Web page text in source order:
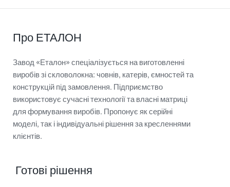
Про ЕТАЛОН
Завод «Еталон» спеціалізується на виготовленні
виробів зі скловолокна: човнів, катерів, ємностей та
конструкцій під замовлення. Підприємство
використовує сучасні технології та власні матриці
для формування виробів. Пропонує як серійні
моделі, так і індивідуальні рішення за кресленнями
клієнтів.
Готові рішення